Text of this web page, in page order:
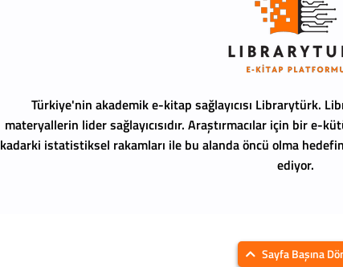
Türkiye'nin akademik e-kitap sağlayıcısı Librarytürk.
materyallerin lider sağlayıcısıdır. Araştırmacılar için bir
kadarki istatistiksel rakamları ile bu alanda öncü olma
ediyor.
Sayfa Başına